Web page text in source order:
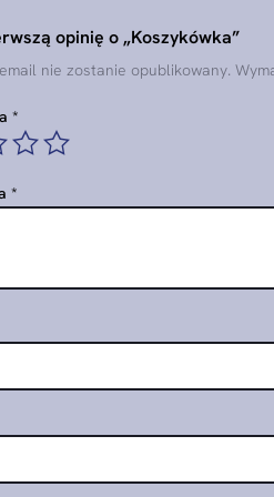
opinię o „Koszykówka”
nie zostanie opublikowany.
*
*